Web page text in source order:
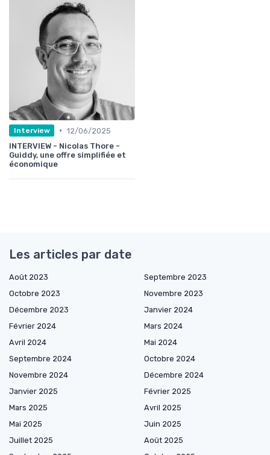
Interview • 12/06/2025
INTERVIEW - Nicolas Thore -
Guiddy, une offre simplifiée et
économique
Les articles par date
Août 2023
Septembre 2023
Octobre 2023
Novembre 2023
Décembre 2023
Janvier 2024
Février 2024
Mars 2024
Avril 2024
Mai 2024
Septembre 2024
Octobre 2024
Novembre 2024
Décembre 2024
Janvier 2025
Février 2025
Mars 2025
Avril 2025
Mai 2025
Juin 2025
Juillet 2025
Août 2025